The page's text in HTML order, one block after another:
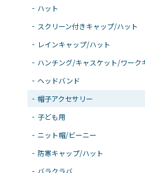
ハット
スクリーン付きキャップ/ハット
レインキャップ/ハット
ハンチング/キャスケット/ワーク
ヘッドバンド
帽子アクセサリー
子ども用
ニット帽/ビーニー
防寒キャップ/ハット
バラクラバ